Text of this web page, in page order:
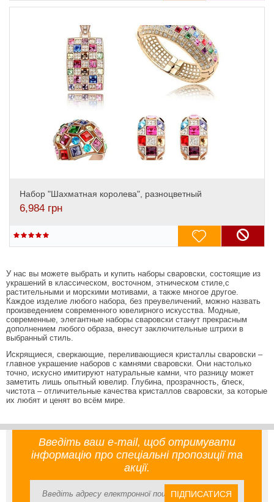
Набор "Шахматная королева", разноцветный
6,984 грн
У нас вы можете выбрать и купить наборы сваровски, состоящие из
украшений в классическом, восточном, этническом стиле,с
растительными и морскими мотивами, а также многое другое.
Каждое изделие любого набора, без преувеличений, можно назвать
произведением современного ювелирного искусства. Модные,
современные, элегантные наборы сваровски станут прекрасным
дополнением любого образа, внесут заключительные штрихи в
выбранный стиль.
Искрящиеся, сверкающие, переливающиеся кристаллы сваровски –
главное украшение наборов с камнями сваровски. Они настолько
точно, искусно имитируют натуральные камни, что разницу может
заметить лишь опытный ювелир. Глубина, прозрачность, блеск,
чистота – отличительные качества кристаллов сваровски, за которые
их любят и ценят во всём мире.
Введіть ваш e-mail, щоб отримувати
інформацію про спеціальні пропозиції та
акції.
ПІДПИСАТИСЯ